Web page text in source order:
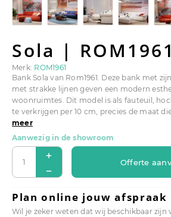
Sola | ROM1961
Merk: ROM1961
Bank Sola van Rom1961. Deze bank met
met strakke lijnen geven een modern
woonruimtes. Dit model is als fauteuil,
te verkrijgen per 10 cm, precies de maat
meer
Aanwezig in de showroom
Offerte
Plan online jouw afspraak
Wil je zeker weten dat wij beschikbaar zijn